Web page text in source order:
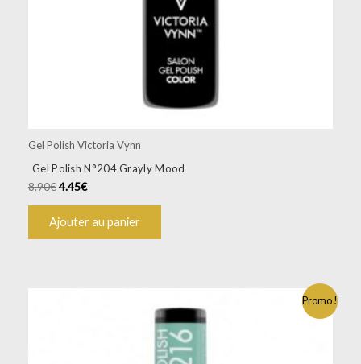
Gel Polish Victoria Vynn
Gel Polish N°204 Grayly Mood
8.90€4.45€
Ajouter au panier
Promo !